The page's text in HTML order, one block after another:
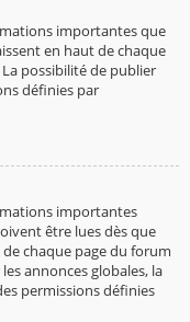
importantes que
en haut de chaque
possibilité de publier
définies par
importantes
être lues dès que
chaque page du forum
annonces globales, la
permissions définies